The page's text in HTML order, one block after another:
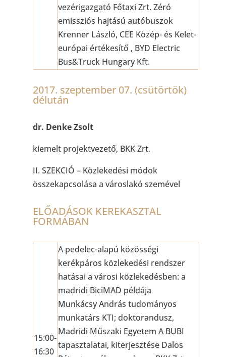
vezérigazgató Főtaxi Zrt. Zéró
emissziós hajtású autóbuszok
Krenner László, CEE Közép- és Kelet-
európai értékesítő , BYD Electric
Bus&Truck Hungary Kft.
2017. szeptember 07. (csütörtök)
délután
dr. Denke Zsolt
kiemelt projektvezető, BKK Zrt.
II. SZEKCIÓ – Közlekedési módok
összekapcsolása a városlakó szemével
ELŐADÁSOK KEREKASZTAL
FORMÁBAN
15:00-
16:30
A pedelec-alapú közösségi
kerékpáros közlekedési rendszer
hatásai a városi közlekedésben: a
madridi BiciMAD példája
Munkácsy András tudományos
munkatárs KTI; doktorandusz,
Madridi Műszaki Egyetem A BUBI
tapasztalatai, kiterjesztése Dalos